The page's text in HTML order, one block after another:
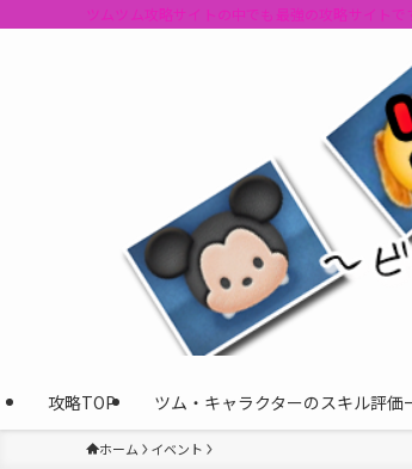
ツムツム攻略サイトの中でも最強の攻略サイト
攻略TOP ツム・キャラクターのスキル評価
ホーム イベント